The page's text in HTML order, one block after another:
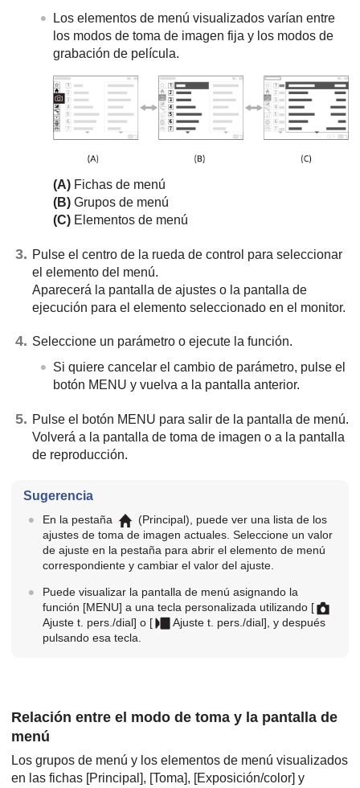
Los elementos de menú visualizados varían entre
los modos de toma de imagen fija y los modos de
grabación de película.
(A) Fichas de menú
(B) Grupos de menú
(C) Elementos de menú
Pulse el centro de la rueda de control para seleccionar
el elemento del menú.
Aparecerá la pantalla de ajustes o la pantalla de
ejecución para el elemento seleccionado en el monitor.
Seleccione un parámetro o ejecute la función.
Si quiere cancelar el cambio de parámetro, pulse el
botón MENU y vuelva a la pantalla anterior.
Pulse el botón MENU para salir de la pantalla de menú.
Volverá a la pantalla de toma de imagen o a la pantalla
de reproducción.
Sugerencia
En la pestaña (Principal), puede ver una lista de los
ajustes de toma de imagen actuales. Seleccione un valor
de ajuste en la pestaña para abrir el elemento de menú
correspondiente y cambiar el valor del ajuste.
Puede visualizar la pantalla de menú asignando la
función [MENU] a una tecla personalizada utilizando [
Ajuste t. pers./dial] o [ Ajuste t. pers./dial] , y después
pulsando esa tecla.
Relación entre el modo de toma y la pantalla de
menú
Los grupos de menú y los elementos de menú visualizados
en las fichas [Principal], [Toma], [Exposición/color] y